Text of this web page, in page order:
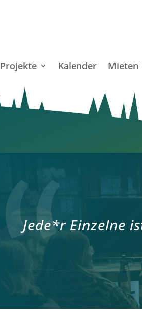
Projekte Kalender Mieten
Jede*r Einzelne